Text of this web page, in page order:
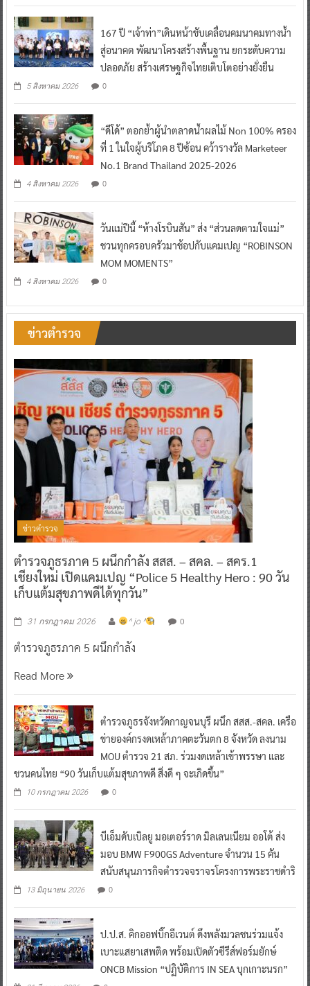
167 ปี “เจ้าท่า”เดินหน้าขับเคลื่อนคมนาคมทางน้ำ
สู่อนาคต พัฒนาโครงสร้างพื้นฐาน ยกระดับความ
ปลอดภัย สร้างเศรษฐกิจไทยเติบโตอย่างยั่งยืน
5 สิงหาคม 2026 0
“ดีโด้” ตอกย้ำผู้นำตลาดน้ำผลไม้ Non 100% ครอง
ที่ 1 ในใจผู้บริโภค 8 ปีซ้อน คว้ารางวัล Marketeer
No.1 Brand Thailand 2025-2026
4 สิงหาคม 2026 0
วันแม่ปีนี้ “ห้างโรบินสัน” ส่ง “ส่วนลดตามใจแม่”
ชวนทุกครอบครัวมาช้อปกับแคมเปญ “ROBINSON
MOM MOMENTS”
4 สิงหาคม 2026 0
ข่าวตำรวจ
ข่าวตำรวจ
ตำรวจภูธรภาค 5 ผนึกกำลัง สสส. – สคล. – สคร.1
เชียงใหม่ เปิดแคมเปญ “Police 5 Healthy Hero : 90 วัน
เก็บแต้มสุขภาพดีได้ทุกวัน”
31 กรกฎาคม 2026 ^ jo ^ 0
ตำรวจภูธรภาค 5 ผนึกกำลัง
Read More
ตำรวจภูธรจังหวัดกาญจนบุรี ผนึก สสส.-สคล. เครือ
ข่ายองค์กรงดเหล้าภาคตะวันตก 8 จังหวัด ลงนาม
MOU ตำรวจ 21 สภ. ร่วมงดเหล้าเข้าพรรษา และ
ชวนคนไทย “90 วันเก็บแต้มสุขภาพดี สิ่งดี ๆ จะเกิดขึ้น”
10 กรกฎาคม 2026 0
บีเอ็มดับเบิลยู มอเตอร์ราด มิลเลนเนียม ออโต้ ส่ง
มอบ BMW F900GS Adventure จำนวน 15 คัน
สนับสนุนภารกิจตำรวจจราจรโครงการพระราชดำริ
13 มิถุนายน 2026 0
ป.ป.ส. คิกออฟบิ๊กอีเวนต์ ดึงพลังมวลชนร่วมแจ้ง
เบาะแสยาเสพติด พร้อมเปิดตัวซีรีส์ฟอร์มยักษ์
ONCB Mission “ปฏิบัติการ IN SEA บุกเกาะนรก”